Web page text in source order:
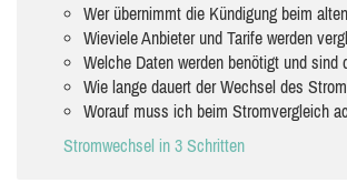
Wer übernimmt die Kündigung beim
Wieviele Anbieter und Tarife werden
Welche Daten werden benötigt und sind
Wie lange dauert der Wechsel des
Worauf muss ich beim Stromvergleich
Stromwechsel in 3 Schritten